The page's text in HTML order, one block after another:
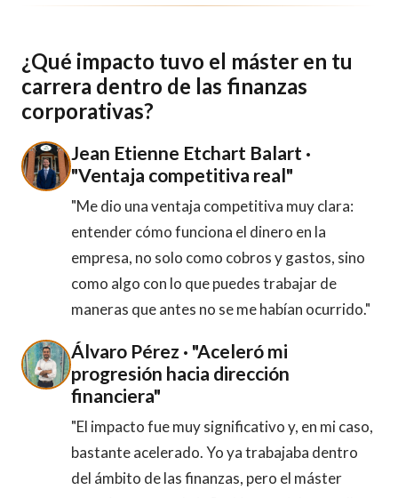
¿Qué impacto tuvo el máster en tu
carrera dentro de las finanzas
corporativas?
Jean Etienne Etchart Balart ·
"Ventaja competitiva real"
"Me dio una ventaja competitiva muy clara:
entender cómo funciona el dinero en la
empresa, no solo como cobros y gastos, sino
como algo con lo que puedes trabajar de
maneras que antes no se me habían ocurrido."
Álvaro Pérez · "Aceleró mi
progresión hacia dirección
financiera"
"El impacto fue muy significativo y, en mi caso,
bastante acelerado. Yo ya trabajaba dentro
del ámbito de las finanzas, pero el máster